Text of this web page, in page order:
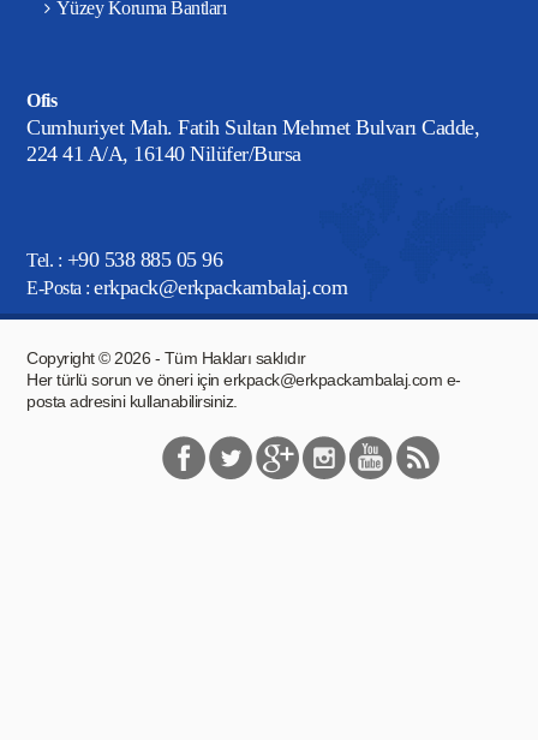
Yüzey Koruma Bantları
Ofis
Cumhuriyet Mah. Fatih Sultan Mehmet Bulvarı Cadde,
224 41 A/A, 16140 Nilüfer/Bursa
Tel. : +90 538 885 05 96
E-Posta : erkpack@erkpackambalaj.com
Copyright © 2026 - Tüm Hakları saklıdır
Her türlü sorun ve öneri içinerkpack@erkpackambalaj.com e-
posta adresini kullanabilirsiniz.